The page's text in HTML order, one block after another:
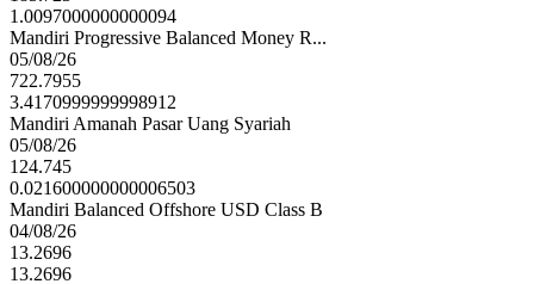
1.0097000000000094
Mandiri Progressive Balanced Money R...
05/08/26
722.7955
3.4170999999998912
Mandiri Amanah Pasar Uang Syariah
05/08/26
124.745
0.021600000000006503
Mandiri Balanced Offshore USD Class B
04/08/26
13.2696
13.2696